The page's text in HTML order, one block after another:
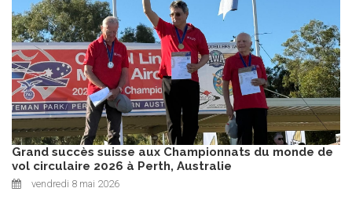
Grand succès suisse aux Championnats du monde de
vol circulaire 2026 à Perth, Australie
vendredi 8 mai 2026